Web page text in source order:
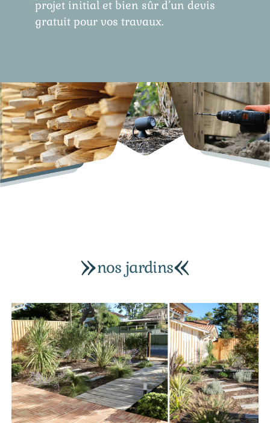
projet initial et bien sûr d’un devis
gratuit pour vos travaux.
nos jardins